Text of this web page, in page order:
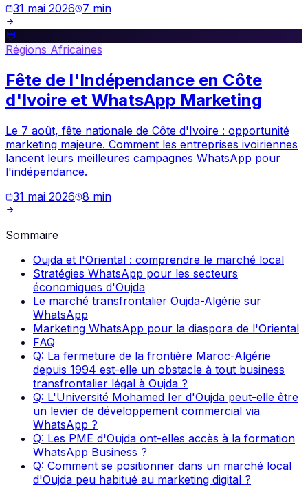
31 mai 2026
7 min
💬
Régions Africaines
Fête de l'Indépendance en Côte
d'Ivoire et WhatsApp Marketing
Le 7 août, fête nationale de Côte d'Ivoire : opportunité
marketing majeure. Comment les entreprises ivoiriennes
lancent leurs meilleures campagnes WhatsApp pour
l'indépendance.
31 mai 2026 8 min
Sommaire
Oujda et l'Oriental : comprendre le marché local
Stratégies WhatsApp pour les secteurs
économiques d'Oujda
Le marché transfrontalier Oujda-Algérie sur
WhatsApp
Marketing WhatsApp pour la diaspora de l'Oriental
FAQ
Q: La fermeture de la frontière Maroc-Algérie
depuis 1994 est-elle un obstacle à tout business
transfrontalier légal à Oujda ?
Q: L'Université Mohamed Ier d'Oujda peut-elle être
un levier de développement commercial via
WhatsApp ?
Q: Les PME d'Oujda ont-elles accès à la formation
WhatsApp Business ?
Q: Comment se positionner dans un marché local
d'Oujda peu habitué au marketing digital ?